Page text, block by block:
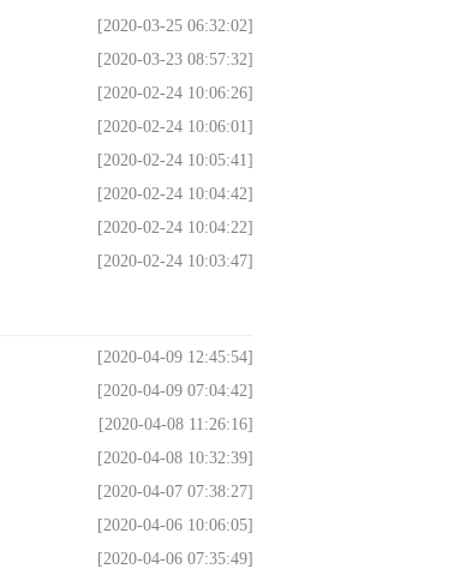
[2020-03-25 06:32:02]
[2020-03-23 08:57:32]
[2020-02-24 10:06:26]
[2020-02-24 10:06:01]
[2020-02-24 10:05:41]
[2020-02-24 10:04:42]
[2020-02-24 10:04:22]
[2020-02-24 10:03:47]
[2020-04-09 12:45:54]
[2020-04-09 07:04:42]
[2020-04-08 11:26:16]
[2020-04-08 10:32:39]
[2020-04-07 07:38:27]
[2020-04-06 10:06:05]
[2020-04-06 07:35:49]